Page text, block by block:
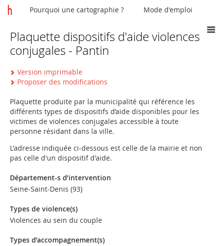
Vous
êtes
Plaquette dispositifs d'aide violences
conjugales - Pantin
Version imprimable
Proposer des modifications
Plaquette produite par la municipalité qui référence les
différents types de dispositifs d’aide disponibles pour les
victimes de violences conjugales accessible à toute
personne résidant dans la ville.
L'adresse indiquée ci-dessous est celle de la mairie et non
pas celle d'un dispositif d'aide.
Département-s d’intervention
Seine-Saint-Denis (93)
Types de violence(s)
Violences au sein du couple
Types d’accompagnement(s)
Pourquoi une cartographie ? Mode d'emploi